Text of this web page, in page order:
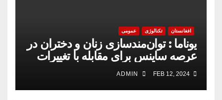
افغانستان تکنالوژی عمومی
یوناما : توان‌مندسازی زنان و دختران در
عرصه‌ ساینس برای مقابله با تغییرات
اقلیمی را مهم است